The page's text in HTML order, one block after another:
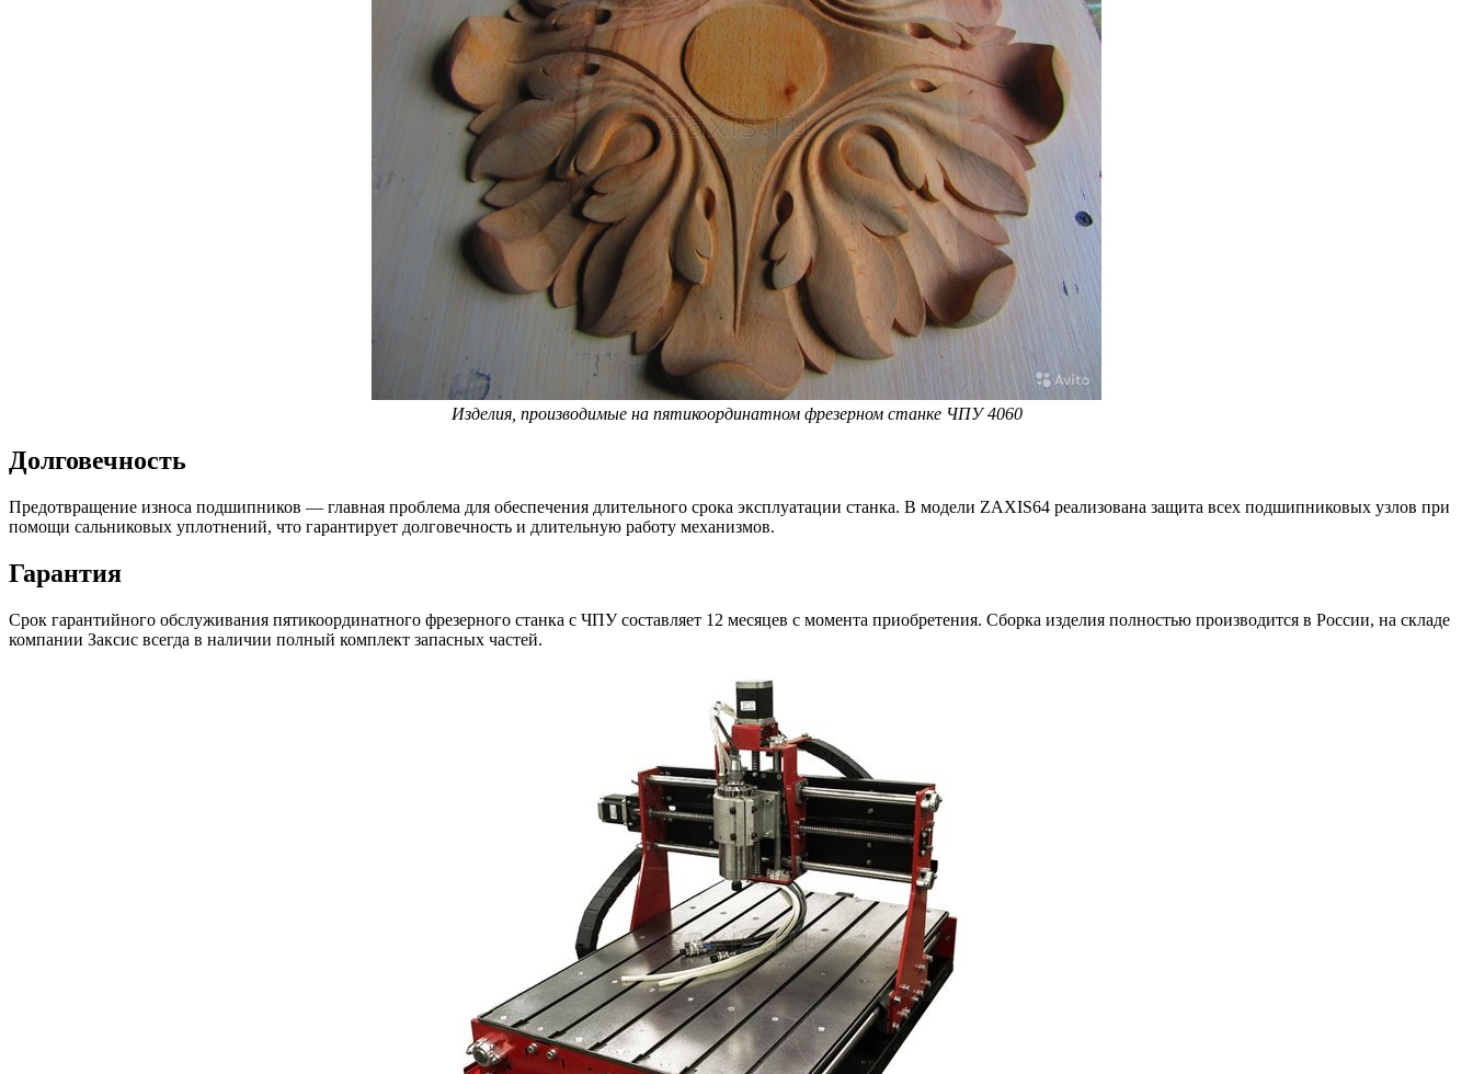
Изделия, производимые на пятикоординатном фрезерном станке ЧПУ 4060
Долговечность
Предотвращение износа подшипников — главная проблема для обеспечения длительного срока эксплуатации станка. В модели ZAXIS64 реализована защита всех подшипниковых узлов при
помощи сальниковых уплотнений, что гарантирует долговечность и длительную работу механизмов.
Гарантия
Срок гарантийного обслуживания пятикоординатного фрезерного станка с ЧПУ составляет 12 месяцев с момента приобретения. Сборка изделия полностью производится в России, на складе
компании Заксис всегда в наличии полный комплект запасных частей.